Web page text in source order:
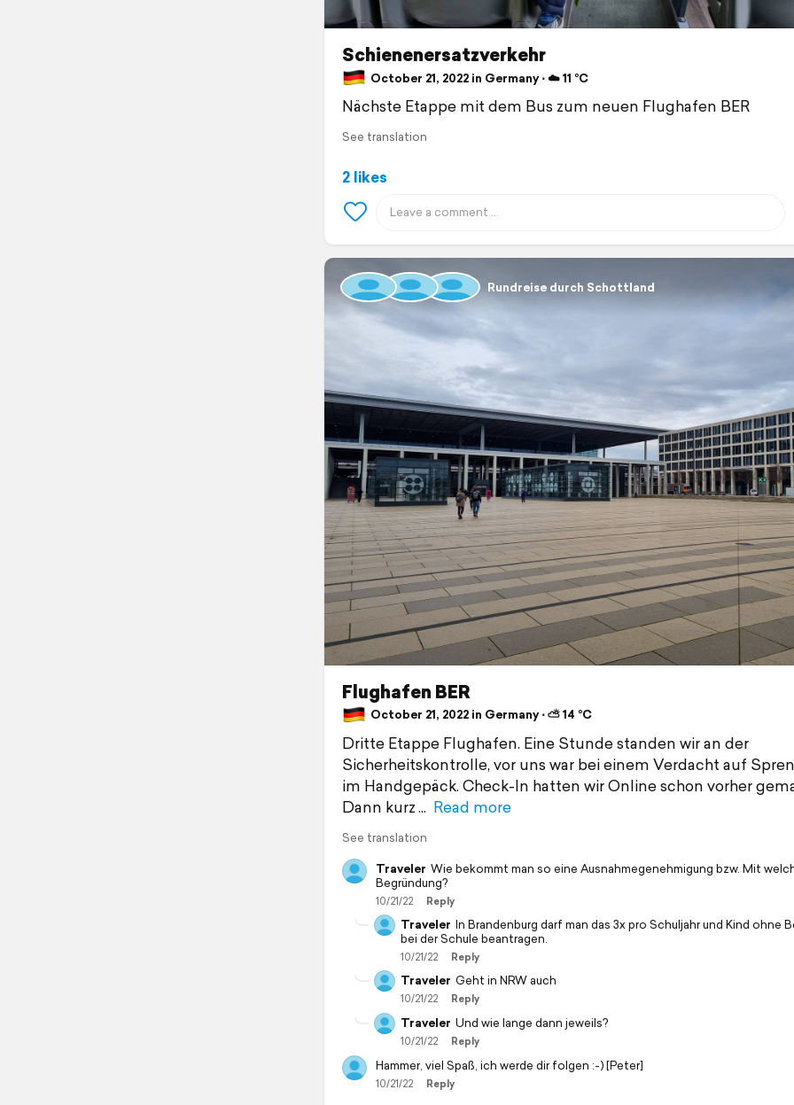
Schienenersatzverkehr
October 21, 2022 in Germany ⋅ ☁️ 11 °C
Nächste Etappe mit dem Bus zum neuen Flughafen BER
See translation
2 likes
Rundreise durch Schottland
Flughafen BER
October 21, 2022 in Germany ⋅ ⛅ 14 °C
Dritte Etappe Flughafen. Eine Stunde standen wir an der
Sicherheitskontrolle, vor uns war bei einem Verdacht auf
im Handgepäck. Check-In hatten wir Online schon vorher
Dann kurz
Read more
See translation
Traveler Wie bekommt man so eine Ausnahmegenehmigung bzw. Mit
Begründung?
10/21/22 Reply
Traveler In Brandenburg darf man das 3x pro Schuljahr und Kind ohne
bei der Schule beantragen.
10/21/22 Reply
Traveler Geht in NRW auch
10/21/22 Reply
Traveler Und wie lange dann jeweils?
10/21/22 Reply
Hammer, viel Spaß, ich werde dir folgen :-) [Peter]
10/21/22 Reply